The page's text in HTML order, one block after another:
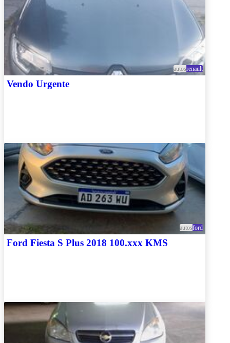
autosrenault
Vendo Urgente
autosford
Ford Fiesta S Plus 2018 100.xxx KMS